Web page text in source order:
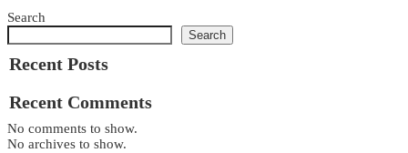
Search
Search
Recent Posts
Recent Comments
No comments to show.
No archives to show.